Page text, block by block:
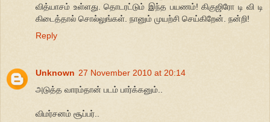
வித்யாசம் உள்ளது. தொடரட்டும் இந்த பயணம்! கிகுஜிரோ டி வி டி
கிடைத்தால் சொல்லுங்கள். நானும் முயற்சி செய்கிறேன். நன்றி!
Reply
Unknown 27 November 2010 at 20:14
அடுத்த வாரம்தான் படம் பார்க்கனும்..
விமர்சனம் சூப்பர்..